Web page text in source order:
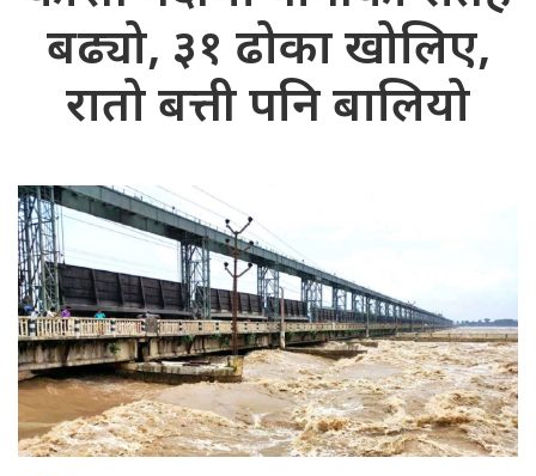
बढ्यो, ३१ ढोका खोलिए,
रातो बत्ती पनि बालियो